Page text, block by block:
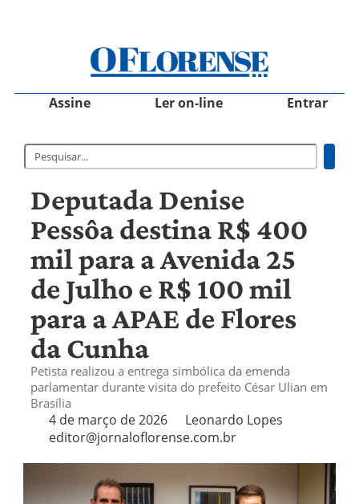
Assine Ler on-line Entrar
Deputada Denise
Pessôa destina R$ 400
mil para a Avenida 25
de Julho e R$ 100 mil
para a APAE de Flores
da Cunha
Petista realizou a entrega simbólica da emenda
parlamentar durante visita do prefeito César Ulian em
Brasília
4 de março de 2026
Leonardo Lopes
editor@jornaloflorense.com.br